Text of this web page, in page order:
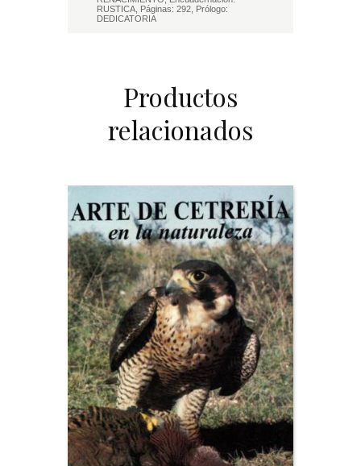
RUSTICA, Páginas: 292, Prólogo:
DEDICATORIA
Productos
relacionados